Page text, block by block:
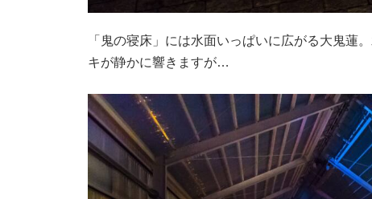
「鬼の寝床」には水面いっぱいに広がる大鬼蓮
キが静かに響きますが…